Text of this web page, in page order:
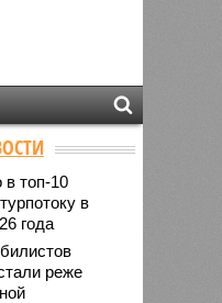
топ-10
в
года
реже